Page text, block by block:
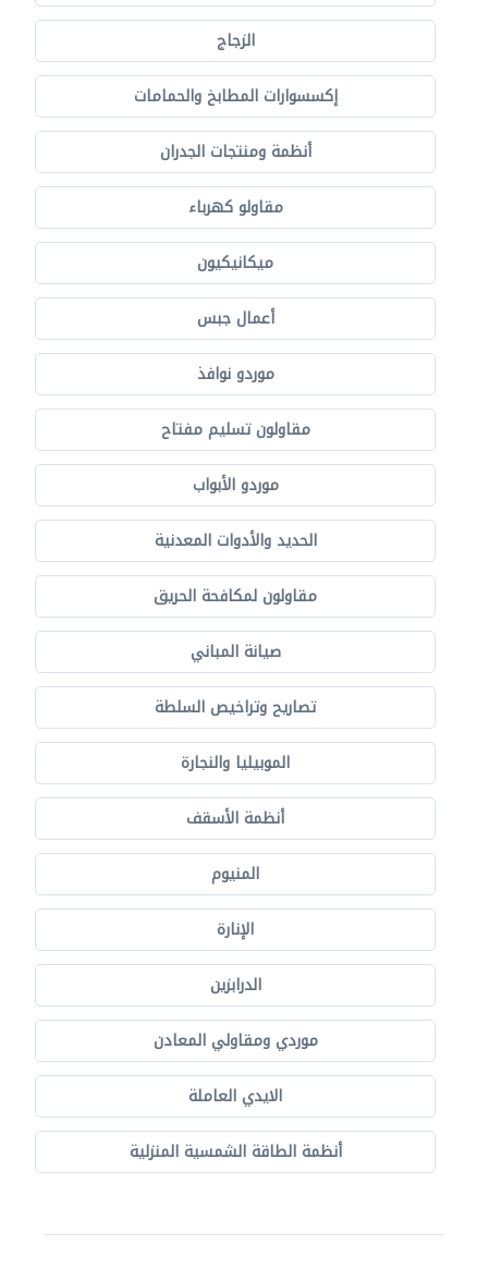
الزجاج
إكسسوارات المطابخ والحمامات
أنظمة ومنتجات الجدران
مقاولو كهرباء
ميكانيكيون
أعمال جبس
موردو نوافذ
مقاولون تسليم مفتاح
موردو الأبواب
الحديد والأدوات المعدنية
مقاولون لمكافحة الحريق
صيانة المباني
تصاريح وتراخيص السلطة
الموبيليا والنجارة
أنظمة الأسقف
المنيوم
الإنارة
الدرابزين
موردي ومقاولي المعادن
الايدي العاملة
أنظمة الطاقة الشمسية المنزلية